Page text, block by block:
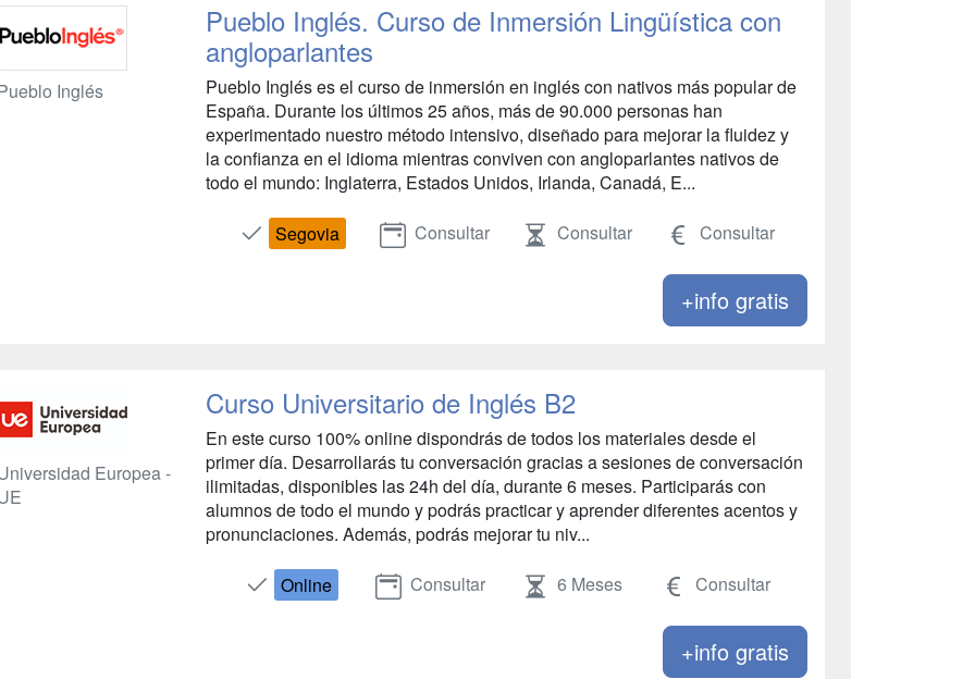
Inglés
Pueblo Inglés. Curso de Inmersión Lingüística con
angloparlantes
Pueblo Inglés es el curso de inmersión en inglés con nativos más popular de
España. Durante los últimos 25 años, más de 90.000 personas han
experimentado nuestro método intensivo, diseñado para mejorar la fluidez y
la confianza en el idioma mientras conviven con angloparlantes nativos de
todo el mundo: Inglaterra, Estados Unidos, Irlanda, Canadá, E...
Segovia Consultar Consultar Consultar
+info gratis
Europea -
Curso Universitario de Inglés B2
En este curso 100% online dispondrás de todos los materiales desde el
primer día. Desarrollarás tu conversación gracias a sesiones de conversación
ilimitadas, disponibles las 24h del día, durante 6 meses. Participarás con
alumnos de todo el mundo y podrás practicar y aprender diferentes acentos y
pronunciaciones. Además, podrás mejorar tu niv...
Online Consultar 6 Meses Consultar
+info gratis